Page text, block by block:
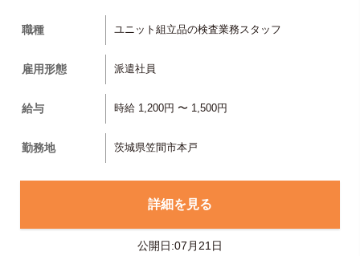
職種 ユニット組立品の検査業務スタッフ
雇用形態 派遣社員
給与 時給 1,200円 〜 1,500円
勤務地 茨城県笠間市本戸
詳細を見る
公開日:07月21日